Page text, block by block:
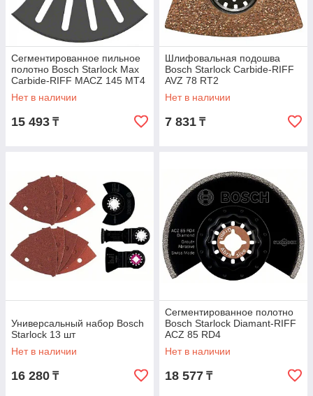
Сегментированное пильное
полотно Bosch Starlock Max
Carbide-RIFF MACZ 145 MT4
Нет в наличии
15 493 ₸
Шлифовальная подошва
Bosch Starlock Carbide-RIFF
AVZ 78 RT2
Нет в наличии
7 831 ₸
Универсальный набор Bosch
Starlock 13 шт
Нет в наличии
16 280 ₸
Сегментированное полотно
Bosch Starlock Diamant-RIFF
ACZ 85 RD4
Нет в наличии
18 577 ₸